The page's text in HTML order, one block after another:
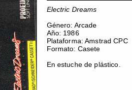
Electric Dreams
Género: Arcade
Año: 1986
Plataforma: Amstrad CPC
Formato: Casete
En estuche de plástico.